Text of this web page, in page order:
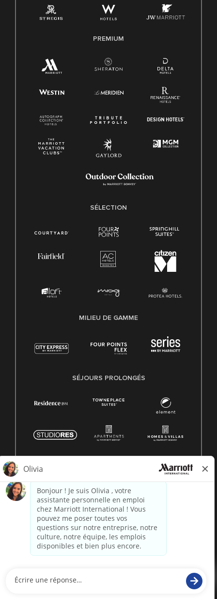
PREMIUM
SÉLECTION
MILIEU DE GAMME
SÉJOURS PROLONGÉS
réservés. Informations exclusives de Marriott
paradox.ai